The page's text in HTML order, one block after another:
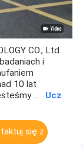
CO., Ltd
i
10 lat
...
Ucz
się z